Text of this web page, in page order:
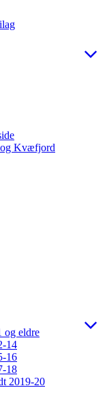
og Kvæfjord
og eldre
14
16
18
2019-20